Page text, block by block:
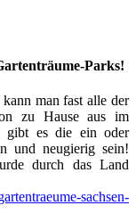
Parks!
man fast alle der
zu Hause aus im
gibt es die ein oder
und neugierig sein!
durch das Land
sachsen-